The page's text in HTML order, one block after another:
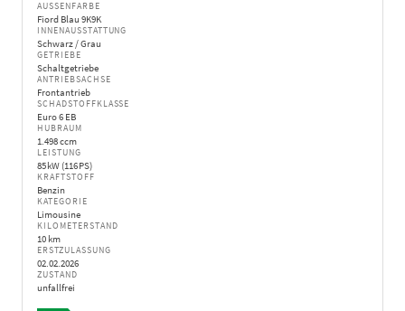
AUSSENFARBE
Fiord Blau 9K9K
INNENAUSSTATTUNG
Schwarz / Grau
GETRIEBE
Schaltgetriebe
ANTRIEBSACHSE
Frontantrieb
SCHADSTOFFKLASSE
Euro 6 EB
HUBRAUM
1.498 ccm
LEISTUNG
85 kW (116 PS)
KRAFTSTOFF
Benzin
KATEGORIE
Limousine
KILOMETERSTAND
10 km
ERSTZULASSUNG
02.02.2026
ZUSTAND
unfallfrei